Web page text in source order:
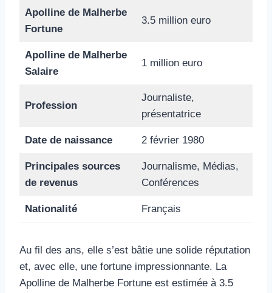
Apolline de Malherbe
Fortune
3.5 million euro
Apolline de Malherbe
Salaire
1 million euro
Profession
Journaliste,
présentatrice
Date de naissance 2 février 1980
Principales sources
de revenus
Journalisme, Médias,
Conférences
Nationalité Français
Au fil des ans, elle s’est bâtie une solide réputation
et, avec elle, une fortune impressionnante. La
Apolline de Malherbe Fortune est estimée à 3.5